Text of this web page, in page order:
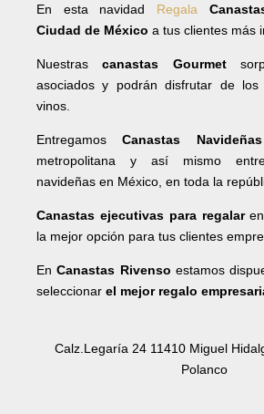
En esta navidad Regala
Ciudad de México a tus clientes más
Nuestrascanastas Gourmet
asociados y podrán disfrutar de
vinos.
EntregamosCanastas
metropolitana y así mismo
navideñas en México, en toda la
Canastas ejecutivas para regalaren
la mejor opción para tus clientes
EnCanastas Rivenso estamos
seleccionar el mejor regalo
Calz.Legaría 24 11410 Miguel
Polanco